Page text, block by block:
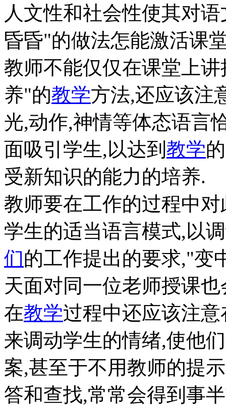
人文性和社会性使其对
昏昏"的做法怎能激活课
教师不能仅仅在课堂上
养"的教学方法,还应该注
光,动作,神情等体态语言
面吸引学生,以达到 教学
受新知识的能力的培养.
教师要在工作的过程中
学生的适当语言模式,以
们的工作提出的要求,"变
天面对同一位老师授课
在教学过程中还应该注
来调动学生的情绪,使他
案,甚至于不用教师的提
答和查找,常常会得到事